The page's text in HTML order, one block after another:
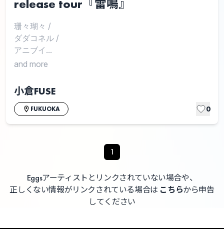
release tour『雷鳴』
珊々瑚々 /
ダダコネル /
アニブイ...
and more
小倉FUSE
FUKUOKA 0
1
Eggsアーティストとリンクされていない場合や、
正しくない情報がリンクされている場合は こちらから申告
してください